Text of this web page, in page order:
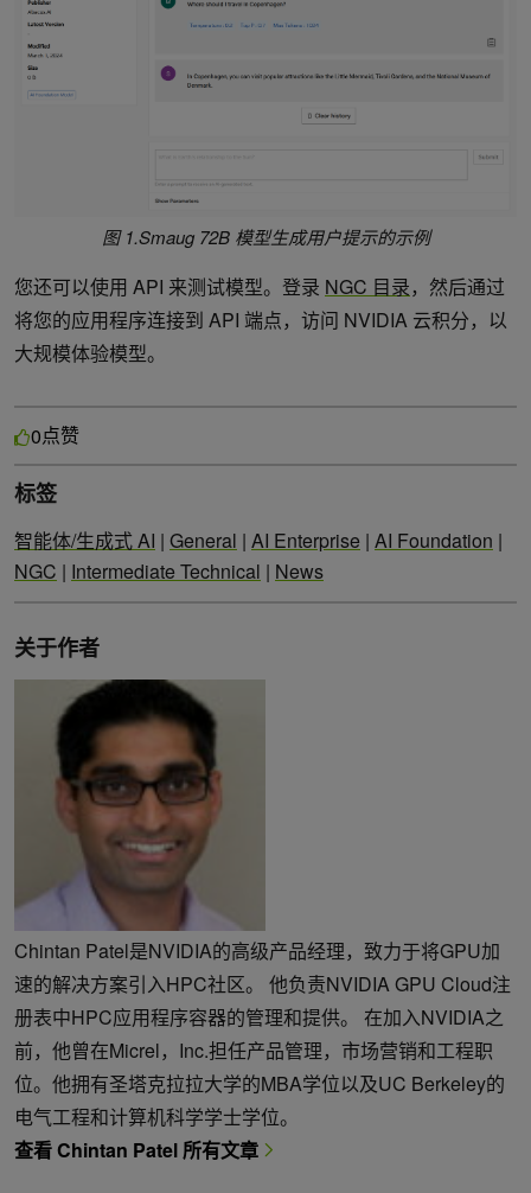
图 1.Smaug 72B 模型生成用户提示的示例
您还可以使用 API 来测试模型。登录 NGC 目录，然后通过
将您的应用程序连接到 API 端点，访问 NVIDIA 云积分，以
大规模体验模型。
0点赞
标签
智能体/生成式 AI | General | AI Enterprise | AI Foundation |
NGC | Intermediate Technical | News
关于作者
Chintan Patel是NVIDIA的高级产品经理，致力于将GPU加
速的解决方案引入HPC社区。 他负责NVIDIA GPU Cloud注
册表中HPC应用程序容器的管理和提供。 在加入NVIDIA之
前，他曾在Micrel，Inc.担任产品管理，市场营销和工程职
位。他拥有圣塔克拉拉大学的MBA学位以及UC Berkeley的
电气工程和计算机科学学士学位。
查看 Chintan Patel 所有文章